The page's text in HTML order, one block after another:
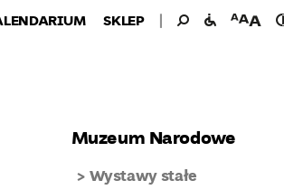
SKLEP Wyszukaj
Wyszukiwanie
dla:
Muzeum Narodowe
Wystawy stałe